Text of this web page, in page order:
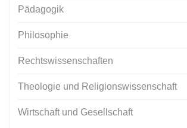
Pädagogik
Philosophie
Rechtswissenschaften
Theologie und Religionswissenschaft
Wirtschaft und Gesellschaft